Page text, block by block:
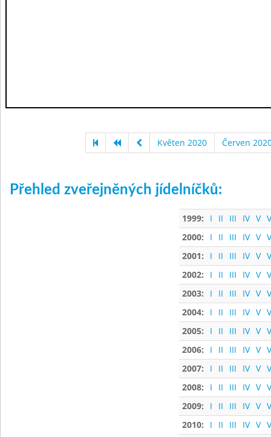
Květen 2020 Červen
Přehled zveřejněných jídelníčků:
1999: I II III IV V
2000:
I II III IV V
2001:
I II III IV V
2002:
I II III IV V
2003:
I II III IV V
2004:
I II III IV V
2005:
I II III IV V
2006:
I II III IV V
2007:
I II III IV V
2008:
I II III IV V
2009:
I II III IV V
2010:
I II III IV V